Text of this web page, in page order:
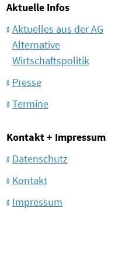
Aktuelle Infos
Aktuelles aus der AG
Alternative
Wirtschaftspolitik
Presse
Termine
Kontakt + Impressum
Datenschutz
Kontakt
Impressum